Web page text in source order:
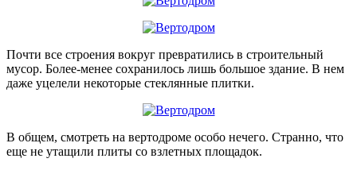
Почти все строения вокруг превратились в строительный
мусор. Более-менее сохранилось лишь большое здание. В нем
даже уцелели некоторые стеклянные плитки.
В общем, смотреть на вертодроме особо нечего. Странно, что
еще не утащили плиты со взлетных площадок.